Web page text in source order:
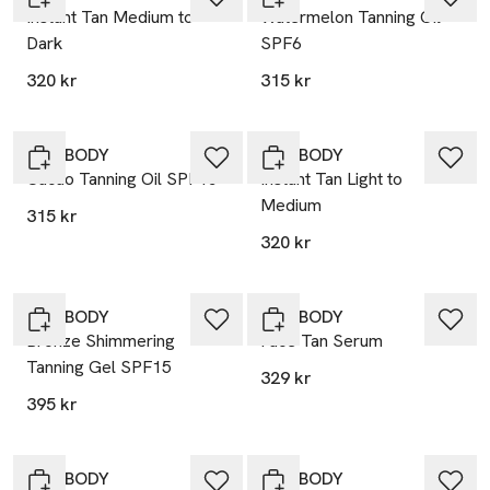
Instant Tan Medium to
Dark
320 kr
Watermelon Tanning Oil
SPF6
315 kr
BALI BODY
Cacao Tanning Oil SPF15
315 kr
BALI BODY
Instant Tan Light to
Medium
320 kr
BALI BODY
Bronze Shimmering
Tanning Gel SPF15
395 kr
BALI BODY
Face Tan Serum
329 kr
BALI BODY BALI BODY